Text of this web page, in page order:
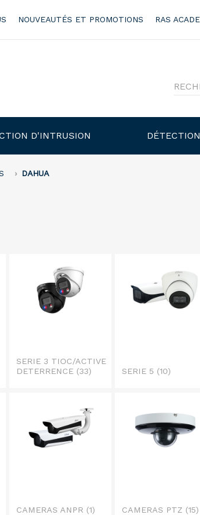
NOUVEAUTÉS ET PROMOTIONS RAS
D'INTRUSION
DAHUA
SERIE 3 TIOC/ACTIVE
DETERRENCE (33) SERIE 5 (10)
CAMERAS ANPR (1) CAMERAS PTZ (15)